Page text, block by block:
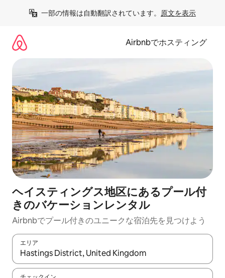
一部の情報は自動翻訳されています。 原文を表示
Airbnbでホスティング
ヘイスティングス地区にあるプール付
きのバケーションレンタル
Airbnbでプール付きのユニークな宿泊先を見つけよう
エリア
検索結果が表示されたら、上下の矢印キーを使って移動するか